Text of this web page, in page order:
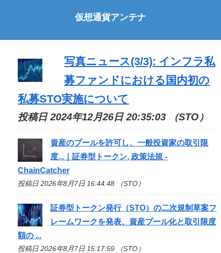
仮想通貨アンテナ
写真ニュース(3/3): インフラ私
募ファンドにおける国内初の
私募STO実施について
投稿日 2024年12月26日 20:35:03 （STO）
資産のプールを許可し、一般投資家の取引限
度...｜証券型トークン, 政策法規 -
ChainCatcher
投稿日 2026年8月7日 16:44:48 （STO）
証券型トークン発行（STO）の二次規制草案フ
レームワークを発表、資産プール化と取引限度
額の ...
投稿日 2026年8月7日 15:17:59 （STO）